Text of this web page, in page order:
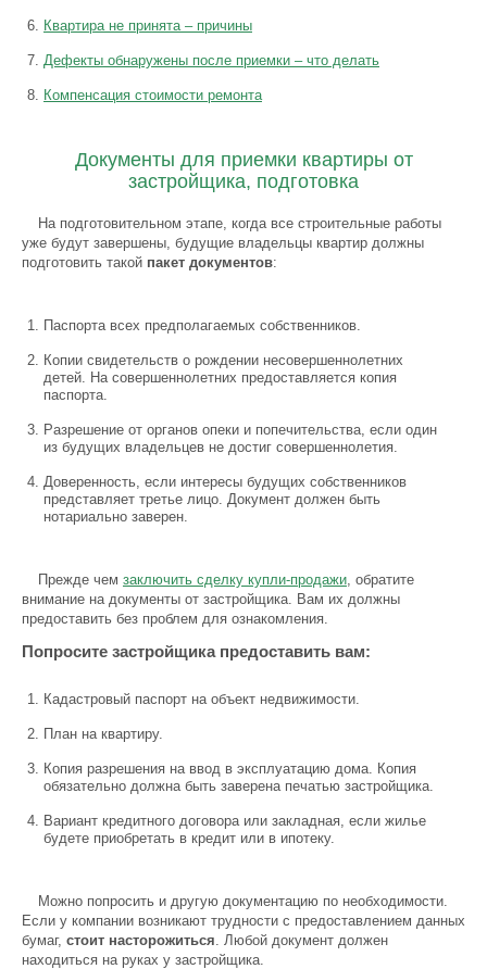
Квартира не принята – причины
Дефекты обнаружены после приемки – что делать
Компенсация стоимости ремонта
Документы для приемки квартиры от
застройщика, подготовка
На подготовительном этапе, когда все строительные работы
уже будут завершены, будущие владельцы квартир должны
подготовить такой пакет документов:
Паспорта всех предполагаемых собственников.
Копии свидетельств о рождении несовершеннолетних
детей. На совершеннолетних предоставляется копия
паспорта.
Разрешение от органов опеки и попечительства, если один
из будущих владельцев не достиг совершеннолетия.
Доверенность, если интересы будущих собственников
представляет третье лицо. Документ должен быть
нотариально заверен.
Прежде чем заключить сделку купли-продажи, обратите
внимание на документы от застройщика. Вам их должны
предоставить без проблем для ознакомления.
Попросите застройщика предоставить вам:
Кадастровый паспорт на объект недвижимости.
План на квартиру.
Копия разрешения на ввод в эксплуатацию дома. Копия
обязательно должна быть заверена печатью застройщика.
Вариант кредитного договора или закладная, если жилье
будете приобретать в кредит или в ипотеку.
Можно попросить и другую документацию по необходимости.
Если у компании возникают трудности с предоставлением данных
бумаг, стоит насторожиться. Любой документ должен
находиться на руках у застройщика.